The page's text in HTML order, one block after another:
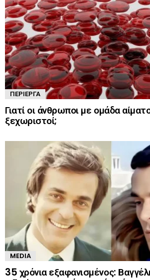
ΠΕΡΊΕΡΓΑ
Γιατί οι άνθρωποι με ομάδα
ξεχωριστοί;
MEDIA
35 χρόνια εξαφανισμένος: